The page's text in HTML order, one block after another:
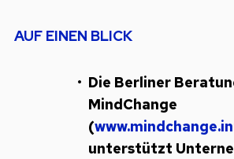
AUF EINEN BLICK
Die Berliner
MindChange
(
unterstützt